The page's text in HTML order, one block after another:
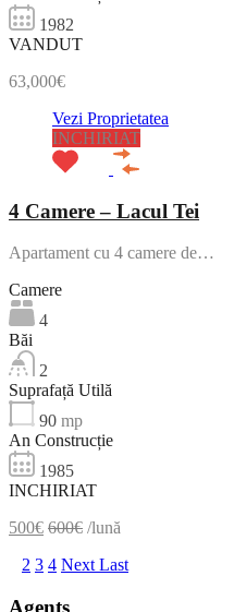
1982
VANDUT
63,000€
Vezi Proprietatea
INCHIRIAT
4 Camere – Lacul Tei
Apartament cu 4 camere de…
Camere
4
Băi
2
Suprafață Utilă
90 mp
An Construcție
1985
INCHIRIAT
500€ 600€ /lună
2 3 4 NextLast
Agents